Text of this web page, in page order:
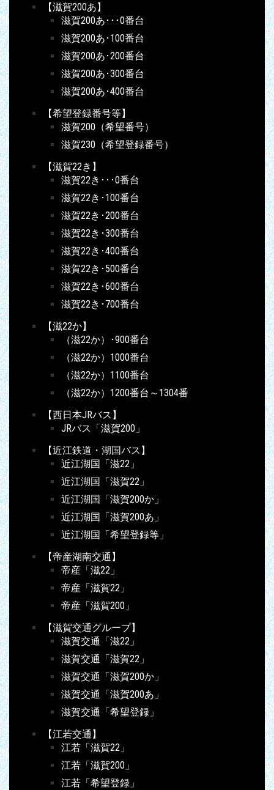
【滋賀200あ】
滋賀200あ･･･0番台
滋賀200あ･100番台
滋賀200あ･200番台
滋賀200あ･300番台
滋賀200あ･400番台
【希望登録番号等】
滋賀200（希望番号）
滋賀230（希望登録番号）
【滋賀22き】
滋賀22き･･･0番台
滋賀22き･100番台
滋賀22き･200番台
滋賀22き･300番台
滋賀22き･400番台
滋賀22き･500番台
滋賀22き･600番台
滋賀22き･700番台
【滋22か】
（滋22か）･900番台
（滋22か）1000番台
（滋22か）1100番台
（滋22か）1200番台～1304番
【西日本JRバス】
JRバス「滋賀200」
【近江鉄道・湖国バス】
近江湖国「滋22」
近江湖国「滋賀22」
近江湖国「滋賀200か」
近江湖国「滋賀200あ」
近江湖国「希望登録等」
【帝産湖南交通】
帝産「滋22」
帝産「滋賀22」
帝産「滋賀200」
【滋賀交通グループ】
滋賀交通「滋22」
滋賀交通「滋賀22」
滋賀交通「滋賀200か」
滋賀交通「滋賀200あ」
滋賀交通「希望登録」
【江若交通】
江若「滋賀22」
江若「滋賀200」
江若「希望登録」